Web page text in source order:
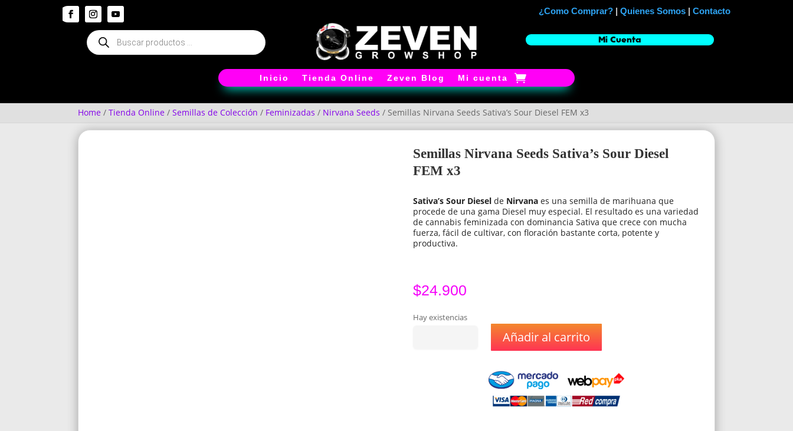
¿Como Comprar? |Quienes Somos |Contacto
Búsqueda
de
productos
Mi Cuenta
Inicio Tienda Online Zeven Blog Mi cuenta
Home / Tienda Online / Semillas de Colección / Feminizadas / Nirvana Seeds / Semillas Nirvana Seeds Sativa’s Sour Diesel FEM x3
Semillas Nirvana Seeds Sativa’s Sour Diesel
FEM x3
Sativa’s Sour Dieselde Nirvana es una semilla de marihuana que
procede de una gama Diesel muy especial. El resultado es una variedad
de cannabis feminizada con dominancia Sativa que crece con mucha
fuerza, fácil de cultivar, con floración bastante corta, potente y
productiva.
$24.900
Hay existencias
Añadir al carrito